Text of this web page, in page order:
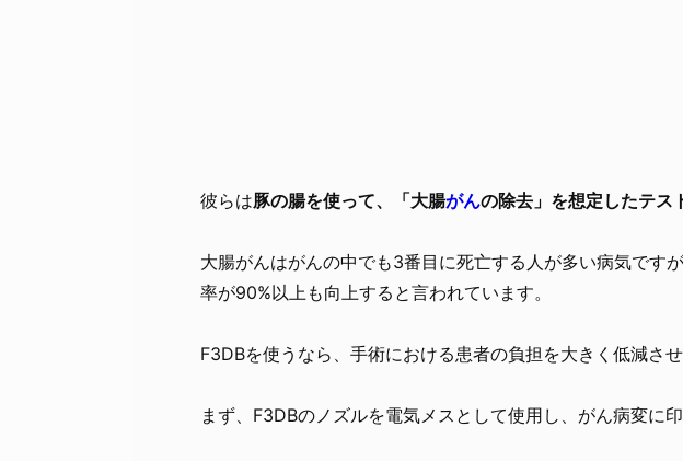
彼らは豚の腸を使って、「大腸がんの除去」を想定したテス
大腸がんはがんの中でも3番目に死亡する人が多い病気です
率が90%以上も向上すると言われています。
F3DBを使うなら、手術における患者の負担を大きく低減させ
まず、F3DBのノズルを電気メスとして使用し、がん病変に